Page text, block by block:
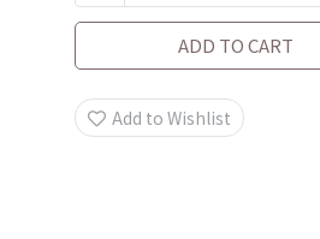
ADD TO CART
Add to Wishlist